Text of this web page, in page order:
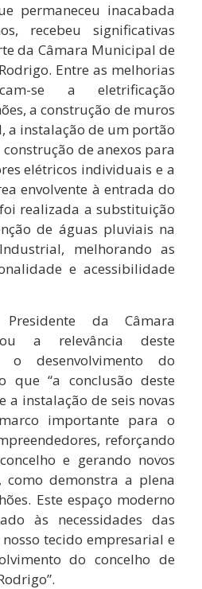
permaneceu inacabada
recebeu significativas
da Câmara Municipal de
Entre as melhorias
se a eletrificação
a construção de muros
a instalação de um portão
de anexos para
elétricos individuais e a
envolvente à entrada do
realizada a substituição
de águas pluviais na
melhorando as
e acessibilidade
Presidente da Câmara
a relevância deste
o desenvolvimento do
que “a conclusão deste
a instalação de seis novas
importante para o
reforçando
e gerando novos
como demonstra a plena
Este espaço moderno
às necessidades das
tecido empresarial e
do concelho de